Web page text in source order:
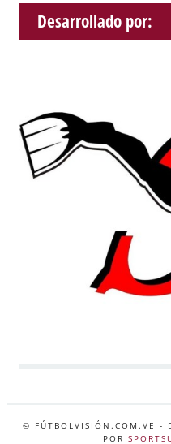
Desarrollado por:
© FÚTBOLVISIÓN.COM.VE -
POR